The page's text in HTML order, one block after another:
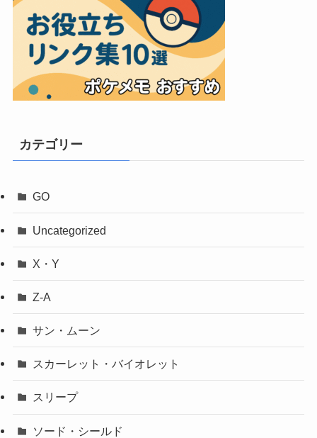
カテゴリー
GO
Uncategorized
X・Y
Z-A
サン・ムーン
スカーレット・バイオレット
スリープ
ソード・シールド